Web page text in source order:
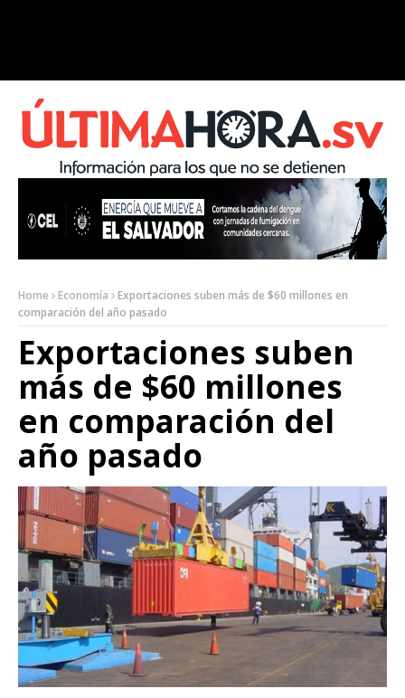
Home Economía
Exportaciones suben más de $60 millones en
comparación del año pasado
Exportaciones suben
más de $60 millones
en comparación del
año pasado